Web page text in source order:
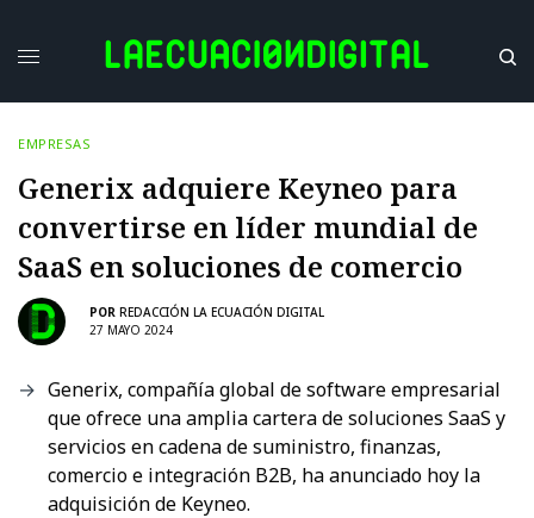
EMPRESAS
Generix adquiere Keyneo para
convertirse en líder mundial de
SaaS en soluciones de comercio
POR REDACCIÓN LA ECUACIÓN DIGITAL
27 MAYO 2024
Generix, compañía global de software empresarial
que ofrece una amplia cartera de soluciones SaaS y
servicios en cadena de suministro, finanzas,
comercio e integración B2B, ha anunciado hoy la
adquisición de Keyneo.